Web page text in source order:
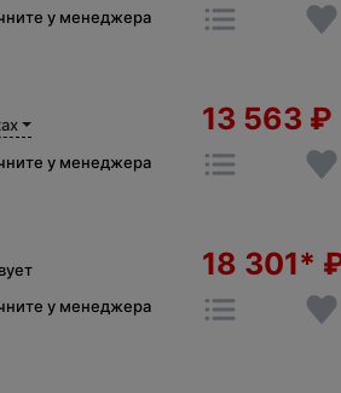
у менеджера
у менеджера
13 563 ₽
у менеджера
18 301*